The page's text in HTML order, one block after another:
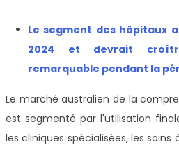
Le segment des hôpitaux
2024 et devrait
remarquable pendant la
Le marché australien de la
est segmenté par l'utilisation
les cliniques spécialisées, les soins